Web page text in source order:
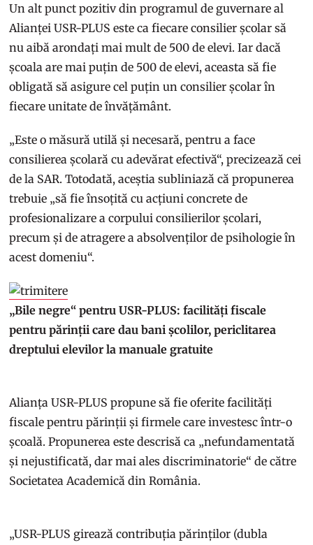
Un alt punct pozitiv din programul de guvernare al
Alianței USR-PLUS este ca fiecare consilier școlar să
nu aibă arondați mai mult de 500 de elevi. Iar dacă
școala are mai puțin de 500 de elevi, aceasta să fie
obligată să asigure cel puțin un consilier școlar în
fiecare unitate de învățământ.
„Este o măsură utilă și necesară, pentru a face
consilierea școlară cu adevărat efectivă“, precizează cei
de la SAR. Totodată, aceștia subliniază că propunerea
trebuie „să fie însoțită cu acțiuni concrete de
profesionalizare a corpului consilierilor școlari,
precum și de atragere a absolvenților de psihologie în
acest domeniu“.
„Bile negre“ pentru USR-PLUS: facilități fiscale
pentru părinții care dau bani școlilor, periclitarea
dreptului elevilor la manuale gratuite
Alianța USR-PLUS propune să fie oferite facilități
fiscale pentru părinții și firmele care investesc într-o
școală. Propunerea este descrisă ca „nefundamentată
și nejustificată, dar mai ales discriminatorie“ de către
Societatea Academică din România.
„USR-PLUS girează contribuția părinților (dubla